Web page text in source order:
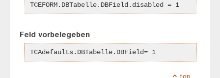
TCEFORM.DBTabelle.DBField.disabled = 1
Feld vorbelegeben
TCAdefaults.DBTabelle.DBField= 1